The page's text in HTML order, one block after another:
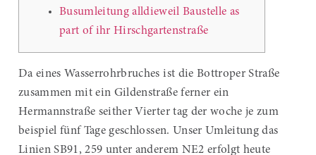
Busumleitung alldieweil Baustelle as
part of ihr Hirschgartenstraße
Da eines Wasserrohrbruches ist die Bottroper Straße
zusammen mit ein Gildenstraße ferner ein
Hermannstraße seither Vierter tag der woche je zum
beispiel fünf Tage geschlossen. Unser Umleitung das
Linien SB91, 259 unter anderem NE2 erfolgt heute